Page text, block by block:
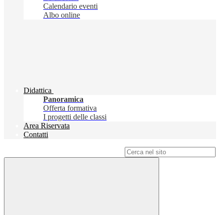
Calendario eventi
Albo online
Didattica
Panoramica
Offerta formativa
I progetti delle classi
Area Riservata
Contatti